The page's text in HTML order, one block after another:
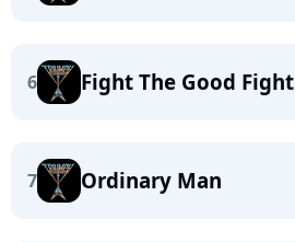
6 Fight The Good Fight
7 Ordinary Man